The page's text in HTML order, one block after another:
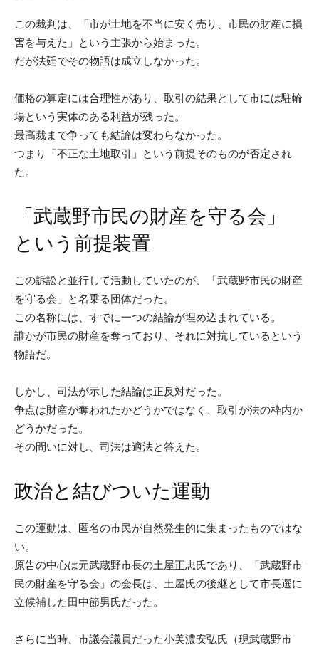
この裁判は、「市が土地を不当に安く売り、市民の財産に損
害を与えた」という主張から始まった。
だが法廷でその物語は成立しなかった。
価格の算定には合理性があり、取引の結果として市には駐輪
場という実体のある利益が残った。
最高裁まで争っても結論は変わらなかった。
つまり「不正な土地取引」という前提そのものが否定され
た。
「武蔵野市民の財産を守る会」
という前提装置
この訴訟と並行して活動していたのが、「武蔵野市民の財産
を守る会」と名乗る団体だった。
この名称には、すでに一つの結論が埋め込まれている。
誰かが市民の財産を奪っており、それに対抗しているという
物語だ。
しかし、司法が示した結論は正反対だった。
争点は財産が奪われたかどうかではなく、取引が法の枠内か
どうかだった。
その問いに対し、司法は適法と答えた。
政治と結びついた運動
この運動は、匿名の市民が自然発生的に集まったものではな
い。
原告の中心は元武蔵野市長の土屋正忠氏であり、「武蔵野市
民の財産を守る会」の会長は、土屋氏の後継として市長選に
立候補した田中節男氏だった。
さらに当時、市議会議員だった小美濃安弘氏（現武蔵野市